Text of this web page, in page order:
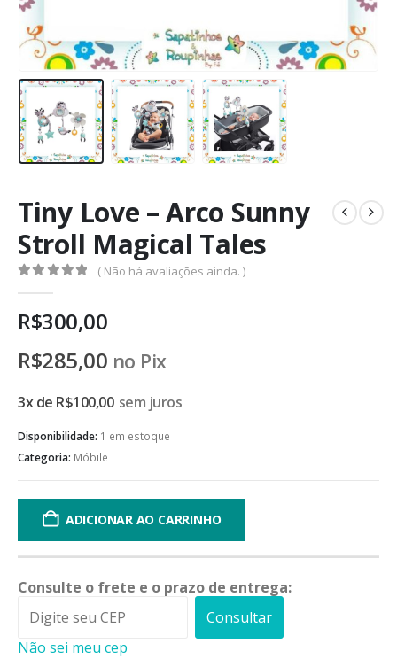
Tiny Love – Arco Sunny
Stroll Magical Tales
( Não há avaliações ainda. )
R$300,00
R$285,00 no Pix
3x de R$100,00 sem juros
Disponibilidade: 1 em estoque
Categoria: Móbile
ADICIONAR AO CARRINHO
Consulte o frete e o prazo de entrega:
Consultar
Não sei meu cep